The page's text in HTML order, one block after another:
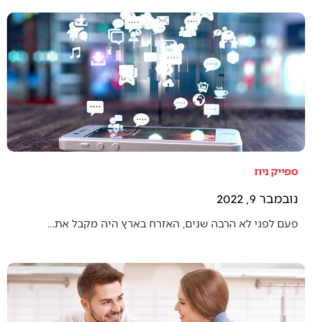
ספייק ניוז
נובמבר 9, 2022
פעם לפני לא הרבה שנים, האזרח בארץ היה מקבל את…